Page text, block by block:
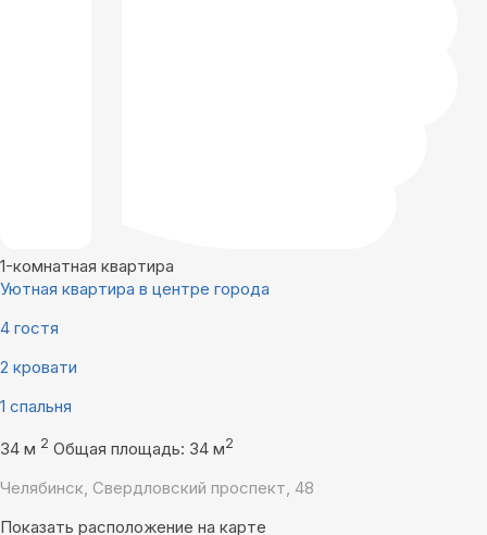
1-комнатная квартира
Уютная квартира в центре города
4 гостя
2 кровати
1 спальня
34 м 2 Общая площадь: 34 м2
Челябинск, Свердловский проспект, 48
Показать расположение на карте